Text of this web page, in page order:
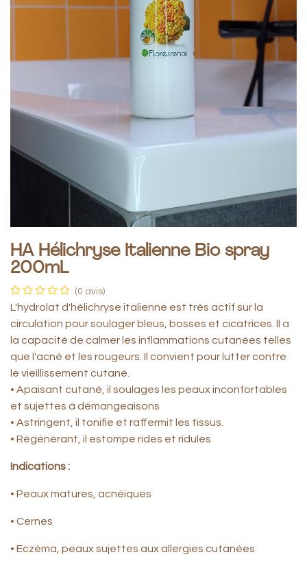
HA Hélichryse Italienne Bio spray
200mL
(0 avis)
L'hydrolat d'hélichryse italienne est très actif sur la
circulation pour soulager bleus, bosses et cicatrices. Il a
la capacité de calmer les inflammations cutanées telles
que l'acné et les rougeurs. Il convient pour lutter contre
le vieillissement cutané.
• Apaisant cutané, il soulages les peaux inconfortables
et sujettes à démangeaisons
• Astringent, il tonifie et raffermit les tissus.
• Régénérant, il estompe rides et ridules
Indications :
• Peaux matures, acnéiques
• Cernes
• Eczéma, peaux sujettes aux allergies cutanées